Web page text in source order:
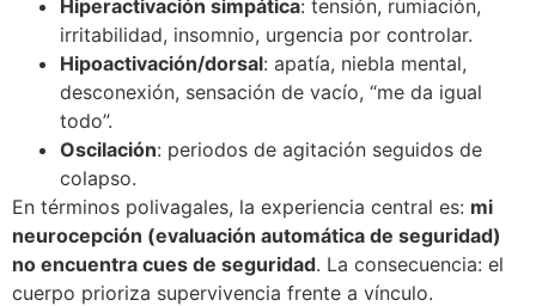
Hiperactivación simpática: tensión, rumiación,
irritabilidad, insomnio, urgencia por controlar.
Hipoactivación/dorsal: apatía, niebla mental,
desconexión, sensación de vacío, “me da igual
todo”.
Oscilación: periodos de agitación seguidos de
colapso.
En términos polivagales, la experiencia central es: mi
neurocepción (evaluación automática de seguridad)
no encuentra cues de seguridad. La consecuencia: el
cuerpo prioriza supervivencia frente a vínculo.